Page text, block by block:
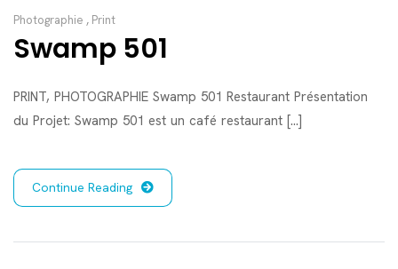
Photographie , Print
Swamp 501
PRINT, PHOTOGRAPHIE Swamp 501 Restaurant Présentation
du Projet: Swamp 501 est un café restaurant [...]
Continue Reading